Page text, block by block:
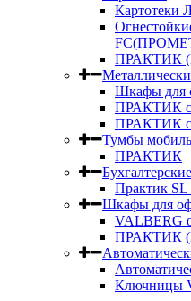
Картотеки
ПРАКТИК
Шкафы для
ПРАКТИК
ПРАКТИК
Тумбы
ПРАКТИК
Практик
Шкафы для
VALBERG
ПРАКТИК
Ключницы